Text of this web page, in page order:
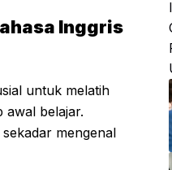
Inggris
untuk melatih
awal belajar.
mengenal